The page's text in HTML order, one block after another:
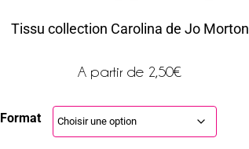
Tissu collection Carolina de Jo Morton
A partir de 2,50€
Format